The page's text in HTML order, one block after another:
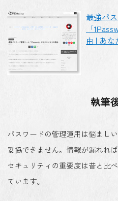
最強パ
「
由 | あ
執筆
パスワードの管理運用は悩まし
妥協できません。情報が漏れれ
セキュリティの重要度は昔と比
ています。